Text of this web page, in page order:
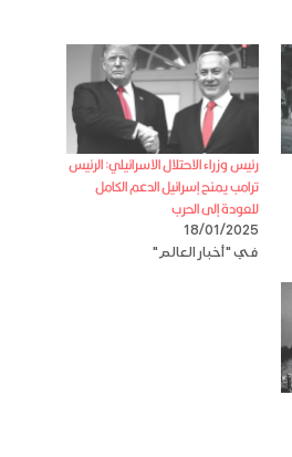
رئيس وزراء الاحتلال الاسرائيلي: الرئيس
ترامب يمنح إسرائيل الدعم الكامل
للعودة إلى الحرب
18/01/2025
في "أخبار العالم"